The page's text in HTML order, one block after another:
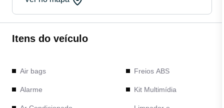
Itens do veículo
Air bags
Alarme
Freios ABS
Kit Multimídia